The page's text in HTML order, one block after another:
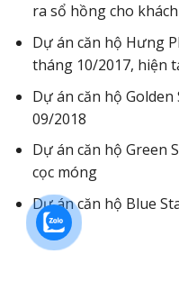
ra sổ hồng cho
Dự án căn hộ Hưng
tháng 10/2017, hiện
Dự án căn hộ
09/2018
Dự án căn hộ Green
cọc móng
Dự án căn hộ Blue